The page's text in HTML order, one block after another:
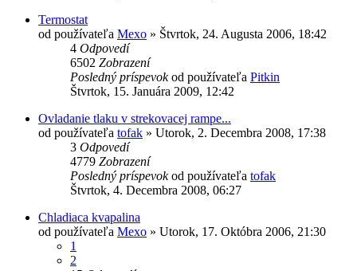
Termostat
od používateľa Mexo » Štvrtok, 24. Augusta 2006, 18:42
4 Odpovedí
6502 Zobrazení
Posledný príspevokod používateľa Pitkin
Štvrtok, 15. Januára 2009, 12:42
Ovladanie tlaku v strekovacej rampe...
od používateľa tofak » Utorok, 2. Decembra 2008, 17:38
3 Odpovedí
4779 Zobrazení
Posledný príspevokod používateľa tofak
Štvrtok, 4. Decembra 2008, 06:27
Chladiaca kvapalina
od používateľa Mexo » Utorok, 17. Októbra 2006, 21:30
1
2